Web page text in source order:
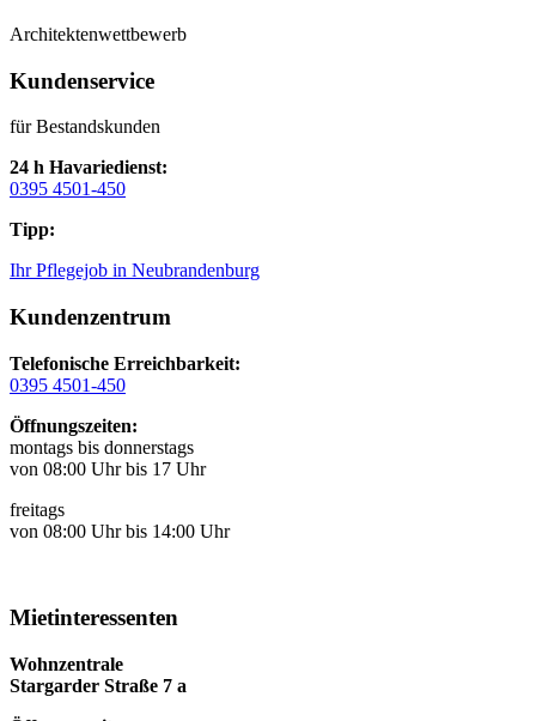
Architektenwettbewerb
Kundenservice
für Bestandskunden
24 h Havariedienst:
0395 4501-450
Tipp:
Ihr Pflegejob in Neubrandenburg
Kundenzentrum
Telefonische Erreichbarkeit:
0395 4501-450
Öffnungszeiten:
montags bis donnerstags
von 08:00 Uhr bis 17 Uhr
freitags
von 08:00 Uhr bis 14:00 Uhr
Mietinteressenten
Wohnzentrale
Stargarder Straße 7 a